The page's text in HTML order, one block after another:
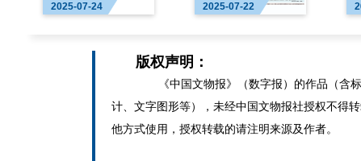
2025-07-24 2025-07-22
版权声明：
《中国文物报》（数字报）的作品（含标
计、文字图形等），未经中国文物报社授权不得
他方式使用，授权转载的请注明来源及作者。